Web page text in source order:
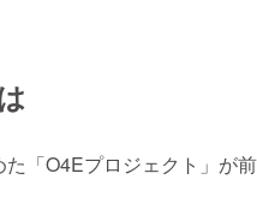
「O4Eプロジェクト」が